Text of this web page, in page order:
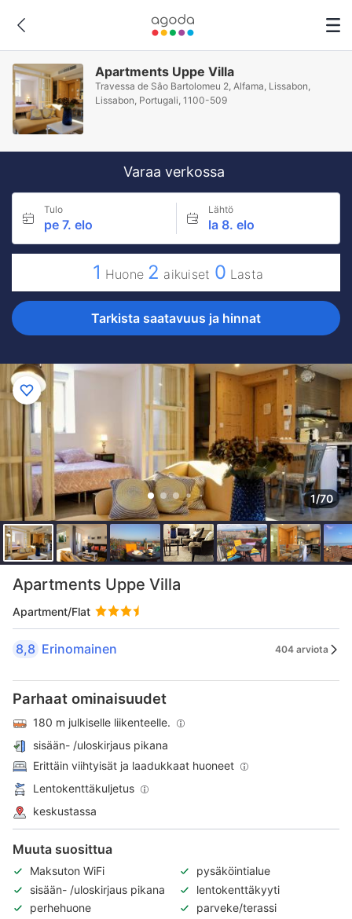
Apartments Uppe Villa
Travessa de Sâo Bartolomeu 2, Alfama, Lissabon,
Lissabon, Portugali, 1100-509
Varaa verkossa
Tulo
pe 7. elo
Lähtö
la 8. elo
1 Huone 2 aikuiset 0 Lasta
Tarkista saatavuus ja hinnat
1/70
Apartments Uppe Villa
Apartment/Flat
8,8 Erinomainen 404 arviota
Parhaat ominaisuudet
180 m julkiselle liikenteelle.
sisään- /uloskirjaus pikana
Erittäin viihtyisät ja laadukkaat huoneet
Lentokenttäkuljetus
keskustassa
Muuta suosittua
Maksuton WiFi
pysäköintialue
sisään- /uloskirjaus pikana
lentokenttäkyyti
perhehuone
parveke/terassi